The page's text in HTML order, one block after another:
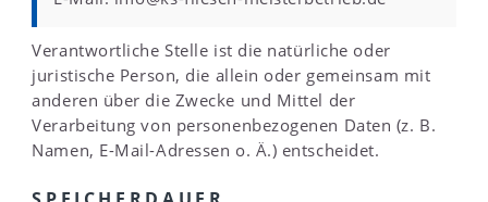
Verantwortliche Stelle ist die natürliche oder
juristische Person, die allein oder gemeinsam mit
anderen über die Zwecke und Mittel der
Verarbeitung von personenbezogenen Daten (z. B.
Namen, E-Mail-Adressen o. Ä.) entscheidet.